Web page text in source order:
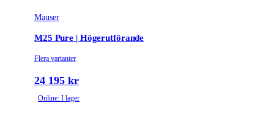
Mauser
M25 Pure | Högerutförande
Flera varianter
24 195 kr
Online: I lager